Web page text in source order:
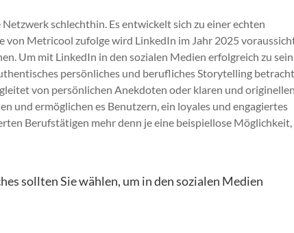
schlechthin. Es entwickelt sich zu einer echten
von Metricool zufolge wird LinkedIn im Jahr 2025
Um mit LinkedIn in den sozialen Medien erfolgreich zu
persönliches und berufliches Storytelling
von persönlichen Anekdoten oder klaren und originellen
und ermöglichen es Benutzern, ein loyales und engagiertes
Berufstätigen mehr denn je eine beispiellose
sollten Sie wählen, um in den sozialen Medien